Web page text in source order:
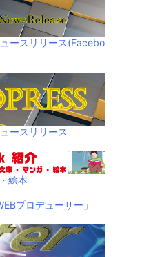
ースリリース(Facebo
ースリリース
絵本
プロデューサー」